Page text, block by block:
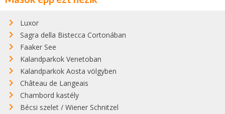
Luxor
Sagra della Bistecca Cortonában
Faaker See
Kalandparkok Venetoban
Kalandparkok Aosta völgyben
Château de Langeais
Chambord kastély
Bécsi szelet / Wiener Schnitzel